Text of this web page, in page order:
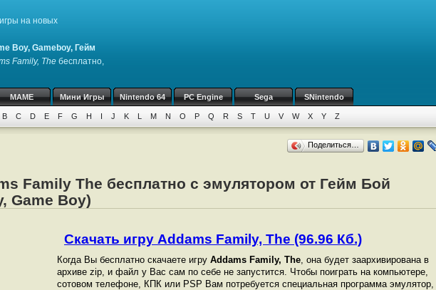
на новых
Boy, Gameboy, Гейм
Family, The бесплатно,
MAME Мини Игры Nintendo 64 PC Engine Sega SNintendo
B C D E F G H I J K L M N O P Q R S T U V W X Y Z
Поделиться…
Family The бесплатно с эмулятором от Гейм Бой
Game Boy)
Скачать игру Addams Family, The (96.96 Кб.)
Когда Вы бесплатно скачаете игру Addams Family, The, она будет заархивирована в
архиве zip, и файл у Вас сам по себе не запустится. Чтобы поиграть на компьютере,
сотовом телефоне, КПК или PSP Вам потребуется специальная программа эмулятор,